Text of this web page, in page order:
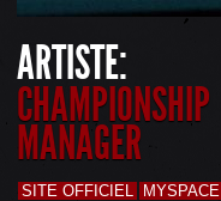
ARTISTE:
CHAMPIONSHIP
MANAGER
SITE OFFICIEL
MYSPACE